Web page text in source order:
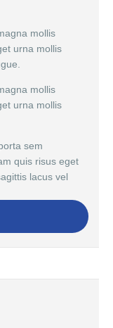
mollis
urna mollis
mollis
urna mollis
sem
quis risus eget
lacus vel